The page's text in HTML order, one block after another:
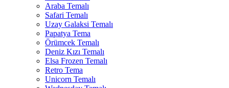
Araba Temalı
Safari Temalı
Uzay Galaksi Temalı
Papatya Tema
Örümcek Temalı
Deniz Kızı Temalı
Elsa Frozen Temalı
Retro Tema
Unicorn Temalı